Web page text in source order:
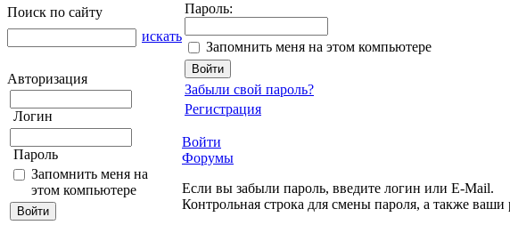
Поиск по сайту
искать
Авторизация
Логин
Пароль
Запомнить меня на
этом компьютере
Пароль:
Запомнить меня на этом компьютере
Забыли свой пароль?
Регистрация
Войти
Форумы
Если вы забыли пароль, введите логин или E-Mail.
Контрольная строка для смены пароля, а также